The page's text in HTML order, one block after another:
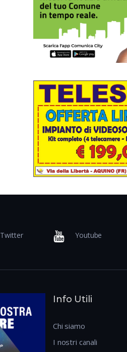
Twitter Youtube
Info Utili
Chi siamo
I nostri canali